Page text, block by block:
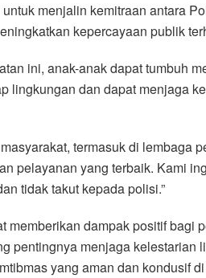
menjalin kemitraan antara
kepercayaan publik
ini, anak-anak dapat tumbuh
lingkungan dan dapat menjaga
termasuk di lembaga
pelayanan yang terbaik. Kami
tidak takut kepada polisi.”
memberikan dampak positif bagi
pentingnya menjaga kelestarian
yang aman dan kondusif